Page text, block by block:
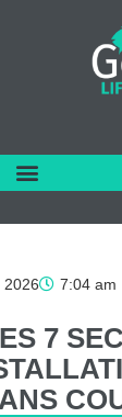
2026 7:04 am
7